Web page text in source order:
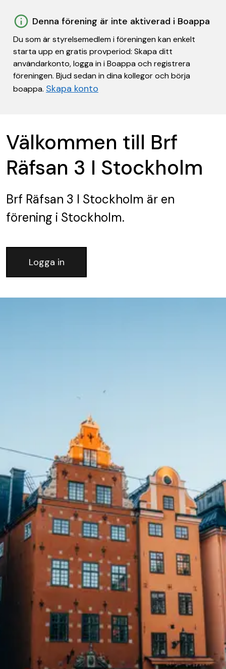
Denna förening är inte aktiverad i Boappa
Du som är styrelsemedlem i föreningen kan enkelt
starta upp en gratis provperiod: Skapa ditt
användarkonto, logga in i Boappa och registrera
föreningen. Bjud sedan in dina kollegor och börja
boappa. Skapa konto
Välkommen till Brf
Räfsan 3 I Stockholm
Brf Räfsan 3 I Stockholm är en
förening i Stockholm.
Logga in